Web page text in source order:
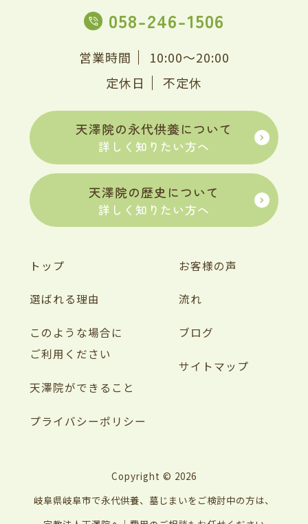
058-246-1506
営業時間
10:00～20:00
定休日
不定休
天澤院の永代供養について
詳しく知りたい方へ
天澤院の歴史について
詳しく知りたい方へ
トップ
選ばれる理由
このような場合に
ご利用ください
天澤院ができること
プライバシーポリシー
お客様の声
流れ
ブログ
サイトマップ
Copyright © 2026
岐阜県岐阜市で永代供養、墓じまいをご検討中の方は、